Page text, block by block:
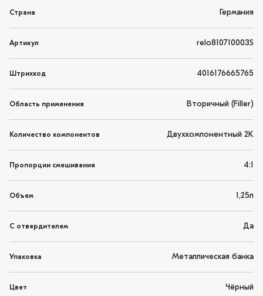
Страна Германия
Артикул relo810710003S
Штрихкод 4016176665765
Область применения Вторичный (Filler)
Количество компонентов Двухкомпонентный 2K
Пропорции смешивания 4:1
Объем 1,25л
С отвердителем Да
Упаковка Металлическая банка
Цвет Чёрный